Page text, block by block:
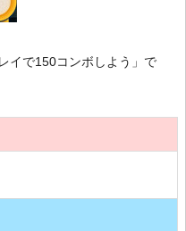
イで150コンボしよう」で